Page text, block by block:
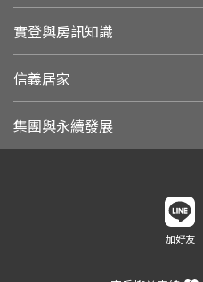
實登與房訊知識
信義居家
集團與永續發展
加好友